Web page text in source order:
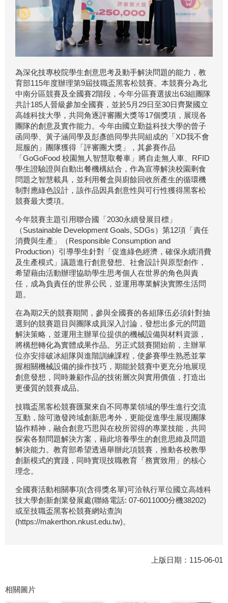
為深化技專校院學生創意思考及動手解決問題的能力，教
育部115年度辦理第9屆技職盃黑客松競賽。本競賽分為北
中南分區競賽及全國賽2階段，今年分區賽選拔出63組團隊
共計185人晉級參加全國賽，並於5月29日至30日齊聚國立
高雄科技大學，共同角逐評審團大獎等17個獎項，展現各
團隊的創意及實作能力。今年由國立勤益科技大學的曾子
函同學、黃子涵同學及彭彥皓同學共同組成的「XD我不會
屈服的」團隊獲得「評審團大獎」，其參賽作品
「GoGoFood 校園無人智慧取餐車」將自走無人車、RFID
學生證驗證與自動出餐機構結合，作為宣導解決校園剩食
問題之智慧載具，並利用餐盒與廚餘回收所產生的循環機
制對應綠色設計，該作品因具創意性與可行性獲得黑客松
競賽最大獎項。
今年競賽主題引用聯合國「2030永續發展目標」
（Sustainable Development Goals, SDGs）第12項「責任
消費與生產」（Responsible Consumption and
Production）引導學生針對「促進綠色經濟，確保永續消費
及生產模式」議題進行創意發想、社會設計與原型創作，
希望藉由活動辦理協助學生思考個人在世界的角色與責
任，成為負責任的世界公民，並運用專業解決實際生活問
題。
在為期2天的競賽期間，參與全國賽的各組隊伍必須針對抽
選到的競賽題目與團隊成員深入討論，發想出多元的問題
解決策略，並運用主辦單位提供的機械設備與材料資源，
將構想轉化為實體成果作品。另正式競賽開始前，主辦單
位亦安排破冰組隊與進階訓練課程，使參賽學生熟悉並掌
握相關機械設備的操作技巧，期能於競賽中更充分地展現
創意發想，同時兼顧作品的技術層次與實用價值，打造出
更優質的競賽成品。
技職盃黑客松競賽匯聚來自不同專業領域的學生進行交流
互動，除可激發跨域創新思考外，更能促進學生展現團隊
協作精神，融合創意巧思與在校所習得的專業技能，共同
探索各類問題解決方案，藉此培養學生的創意思維及問題
解決能力。教育部希望透過舉辦此項競賽，推動各校教學
創新模式的實踐，同時實現技職教育「務實致用」的核心
理念。
全國賽活動相關事項(含得獎名單)可洽執行單位國立高雄科
技大學創新創業發展處(聯絡電話: 07-6011000分機38202)
或至技職盃黑客松競賽網站查詢
(https://makerthon.nkust.edu.tw)。
上版日期：115-06-01
相關圖片